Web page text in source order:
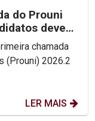
do Prouni
devem
chamada
(Prouni) 2026.2
LER MAIS